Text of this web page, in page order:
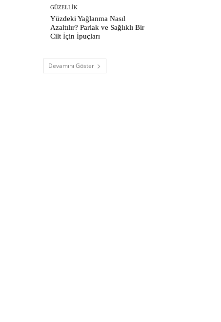
GÜZELLIK
Yüzdeki Yağlanma Nasıl
Azaltılır? Parlak ve Sağlıklı Bir
Cilt İçin İpuçları
Devamını Göster